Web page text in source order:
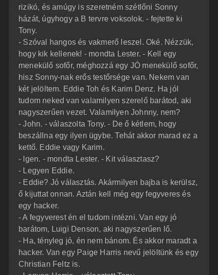
rizikó, és amúgy is szeretném szétlőni Sonny
házát, úgyhogy a B tervre voksolok. - fejtette ki
Tony.
- Szóval hangos és vakmerő leszel. Oké. Nézzük,
hogy kik kellenek! - mondta Lester. - Kell egy
menekülő sofőr, méghozzá egy JÓ menekülő sofőr,
hisz Sonny-nak erős testőrsége van. Nekem van
két jelöltem. Eddie Toh és Karim Denz. Ha jól
tudom neked van valamilyen szerelő barátod, aki
nagyszerűen vezet. Valamilyen Johnny, nem?
- John. - válaszolta Tony. - De ő kétlem, hogy
beszállna egy ilyen ügybe. Tehát akkor marad ez a
kettő. Eddie vagy Karim.
- Igen. - mondta Lester. - Kit választasz?
- Legyen Eddie.
- Eddie? Jó választás. Akármilyen bajba is kerülsz,
ő kijuttat onnan. Aztán kell még egy fegyveres és
egy hacker.
- A fegyverest én el tudom intézni. Van egy jó
barátom, Luigi Denson, aki nagyszerűen lő.
- Ha, tényleg jó, én nem bánom. És akkor maradt a
hacker. Van egy Paige Harris nevű jelöltünk és egy
Christian Feltz is.